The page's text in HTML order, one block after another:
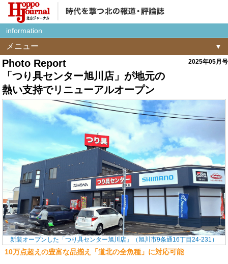
information
メニュー
Photo Report
「つり具センター旭川店」が地元の
熱い支持でリニューアルオープン
2025年05月号
新装オープンした「つり具センター旭川店」（旭川市9条通16丁目24-231）
10万点超えの豊富な品揃え 「道北の全魚種」に対応可能